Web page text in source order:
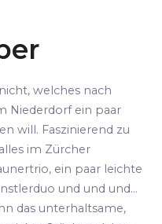
welches nach
Niederdorf ein paar
will. Faszinierend zu
im Zürcher
ein paar leichte
und und und...
das unterhaltsame,